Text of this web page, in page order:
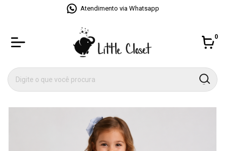
Atendimento via Whatsapp
0